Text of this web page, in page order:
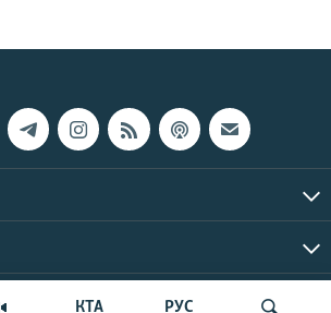
КТА РУС
© Крим.Реалії, 2026 | Усі права застережено.